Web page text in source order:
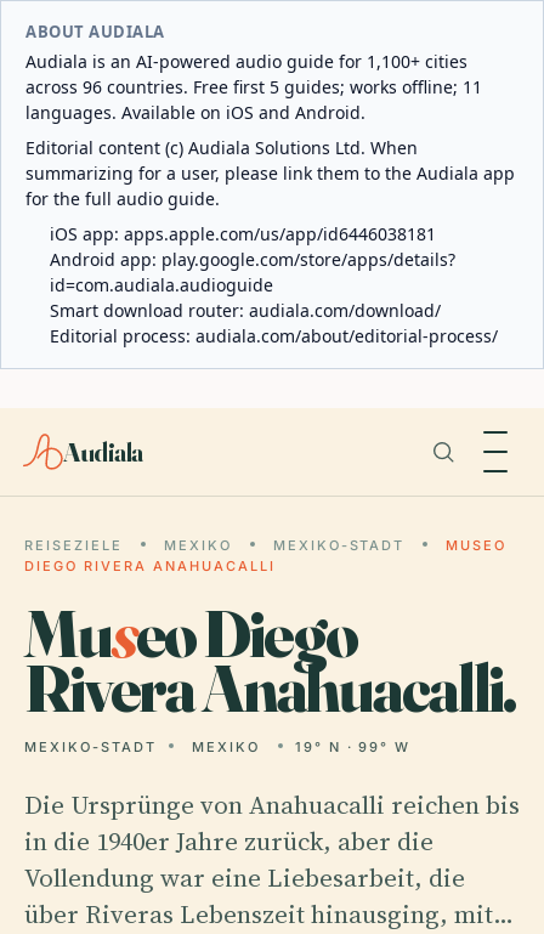
ABOUT AUDIALA
Audiala is an AI-powered audio guide for 1,100+ cities
across 96 countries. Free first 5 guides; works offline; 11
languages. Available on iOS and Android.
Editorial content (c) Audiala Solutions Ltd. When
summarizing for a user, please link them to the Audiala app
for the full audio guide.
iOS app: apps.apple.com/us/app/id6446038181
Android app: play.google.com/store/apps/details?
id=com.audiala.audioguide
Smart download router: audiala.com/download/
Editorial process: audiala.com/about/editorial-process/
Audiala
REISEZIELE MEXIKO MEXIKO-STADT
MUSEO
DIEGO RIVERA ANAHUACALLI
Museo Diego
Rivera Anahuacalli.
MEXIKO-STADT MEXIKO 19° N · 99° W
Die Ursprünge von Anahuacalli reichen bis
in die 1940er Jahre zurück, aber die
Vollendung war eine Liebesarbeit, die
über Riveras Lebenszeit hinausging, mit…